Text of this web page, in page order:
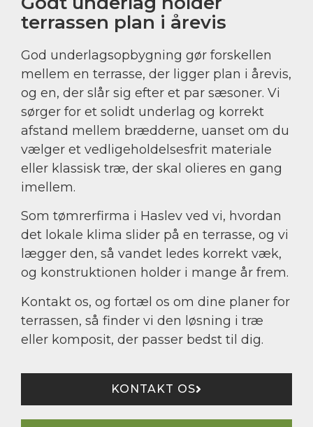
terrassen plan i årevis
God underlagsopbygning gør forskellen
mellem en terrasse, der ligger plan i årevis,
og en, der slår sig efter et par sæsoner. Vi
sørger for et solidt underlag og korrekt
afstand mellem brædderne, uanset om du
vælger et vedligeholdelsesfrit materiale
eller klassisk træ, der skal olieres en gang
imellem.
Som tømrerfirma i Haslev ved vi, hvordan
det lokale klima slider på en terrasse, og vi
lægger den, så vandet ledes korrekt væk,
og konstruktionen holder i mange år frem.
Kontakt os, og fortæl os om dine planer for
terrassen, så finder vi den løsning i træ
eller komposit, der passer bedst til dig.
KONTAKT OS